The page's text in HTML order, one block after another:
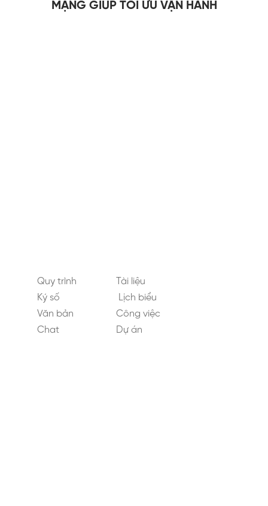
MẠNG GIÚP TỐI ƯU VẬN HÀNH
Tài liệu
Lịch biểu
Công việc
Dự án
Quy trình
Ký số
Văn bản
Chat